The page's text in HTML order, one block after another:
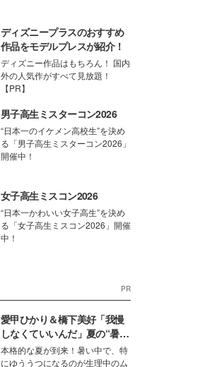
ディズニープラスのおすすめ
作品をモデルプレスが紹介！
ディズニー作品はもちろん！ 国内
外の人気作がすべて見放題！
【PR】
男子高生ミスターコン2026
“日本一のイケメン高校生”を決め
る「男子高生ミスターコン2026」
開催中！
女子高生ミスコン2026
“日本一かわいい女子高生”を決め
る「女子高生ミスコン2026」開催
中！
PR
愛甲ひかり＆橋下美好「我慢
しなくていいんだ」夏の“暑さ
対策”の新しい選択肢とは？
本格的な夏が到来！暑い中で、特
にゆううつになるのが生理中のム